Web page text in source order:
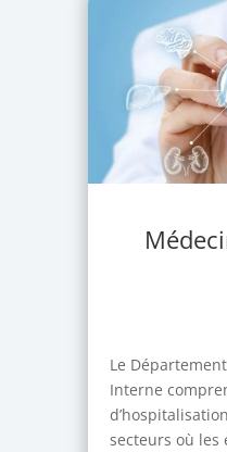
Le
Interne
secteurs où les